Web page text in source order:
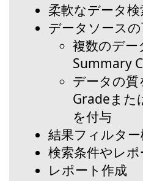
柔軟なデータ
データソース
複数のデー
Summary
データの
Gradeまた
を付与
結果フィルタ
検索条件やレ
レポート作成